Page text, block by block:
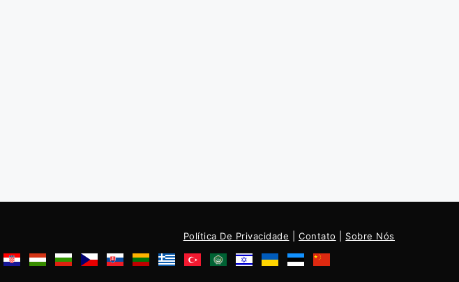
Política De Privacidade |Contato Sobre Nós